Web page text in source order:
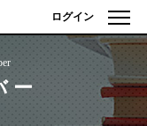
ログイン
ー